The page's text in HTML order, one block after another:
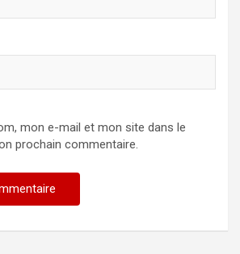
mon e-mail et mon site dans le
prochain commentaire.